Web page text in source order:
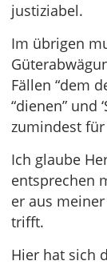
justiziabel.
Im übrigen
Fällen “dem
“dienen” und
zumindest für
Ich glaube
entsprechen
er aus
trifft.
Hier hat sich